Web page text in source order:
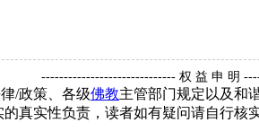
------------------------------ 权 益 申 明
/政策、各级佛教主管部门规定以及和
真实性负责，读者如有疑问请自行